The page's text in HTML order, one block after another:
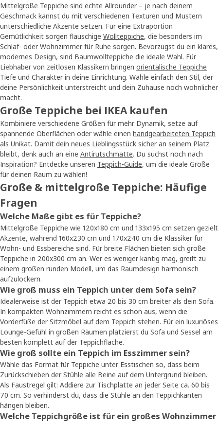
Mittelgroße Teppiche sind echte Allrounder – je nach deinem
Geschmack kannst du mit verschiedenen Texturen und Mustern
unterschiedliche Akzente setzen. Für eine Extraportion
Gemütlichkeit sorgen flauschige Wollteppiche, die besonders im
Schlaf- oder Wohnzimmer für Ruhe sorgen. Bevorzugst du ein klares,
modernes Design, sind Baumwollteppiche die ideale Wahl. Für
Liebhaber von zeitlosen Klassikern bringen orientalische Teppiche
Tiefe und Charakter in deine Einrichtung. Wähle einfach den Stil, der
deine Persönlichkeit unterstreicht und dein Zuhause noch wohnlicher
macht.
Große Teppiche bei IKEA kaufen
Kombiniere verschiedene Größen für mehr Dynamik, setze auf
spannende Oberflächen oder wähle einen handgearbeiteten Teppich
als Unikat. Damit dein neues Lieblingsstück sicher an seinem Platz
bleibt, denk auch an eine Antirutschmatte. Du suchst noch nach
Inspiration? Entdecke unseren Teppich-Guide, um die ideale Größe
für deinen Raum zu wählen!
Große & mittelgroße Teppiche: Häufige
Fragen
Welche Maße gibt es für Teppiche?
Mittelgroße Teppiche wie 120x180 cm und 133x195 cm setzen gezielt
Akzente, während 160x230 cm und 170x240 cm die Klassiker für
Wohn- und Essbereiche sind. Für breite Flächen bieten sich große
Teppiche in 200x300 cm an. Wer es weniger kantig mag, greift zu
einem großen runden Modell, um das Raumdesign harmonisch
aufzulockern.
Wie groß muss ein Teppich unter dem Sofa sein?
Idealerweise ist der Teppich etwa 20 bis 30 cm breiter als dein Sofa.
In kompakten Wohnzimmern reicht es schon aus, wenn die
Vorderfüße der Sitzmöbel auf dem Teppich stehen. Für ein luxuriöses
Lounge-Gefühl in großen Räumen platzierst du Sofa und Sessel am
besten komplett auf der Teppichfläche.
Wie groß sollte ein Teppich im Esszimmer sein?
Wähle das Format für Teppiche unter Esstischen so, dass beim
Zurückschieben der Stühle alle Beine auf dem Untergrund bleiben.
Als Faustregel gilt: Addiere zur Tischplatte an jeder Seite ca. 60 bis
70 cm. So verhinderst du, dass die Stühle an den Teppichkanten
hängen bleiben.
Welche Teppichgröße ist für ein großes Wohnzimmer